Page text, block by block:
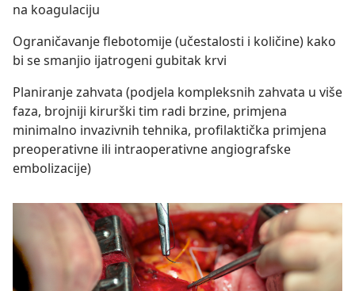
na koagulaciju
Ograničavanje flebotomije (učestalosti i količine) kako
bi se smanjio ijatrogeni gubitak krvi
Planiranje zahvata (podjela kompleksnih zahvata u više
faza, brojniji kirurški tim radi brzine, primjena
minimalno invazivnih tehnika, profilaktička primjena
preoperativne ili intraoperativne angiografske
embolizacije)